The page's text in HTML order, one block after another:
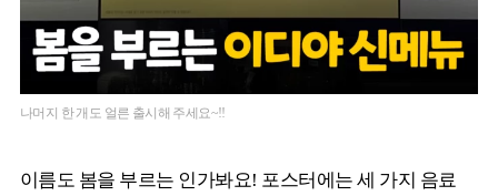
나머지 한 개도 얼른 출시해 주세요~!!
이름도 봄을 부르는 인가봐요! 포스터에는 세 가지 음료